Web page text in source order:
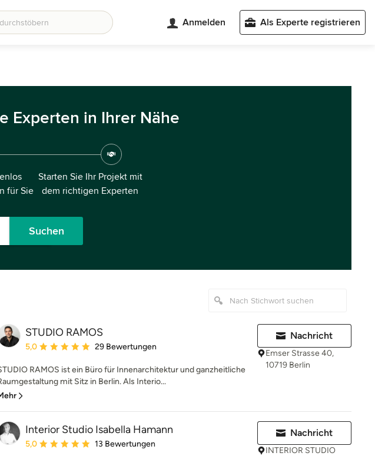
Anmelden Als Experte registrieren
Experten in Ihrer Nähe
für Sie
Starten Sie Ihr Projekt mit
dem richtigen Experten
Suchen
STUDIO RAMOS
Durchschnittliche Bewertung: 5 von 5 Sternen
5,0 29 Bewertungen
RAMOS ist ein Büro für Innenarchitektur und ganzheitliche
mit Sitz in Berlin. Als Interio...
Nachricht
Emser Strasse 40,
10719 Berlin
Interior Studio Isabella Hamann
Durchschnittliche Bewertung: 5 von 5 Sternen
5,0 13 Bewertungen
Nachricht
INTERIOR STUDIO